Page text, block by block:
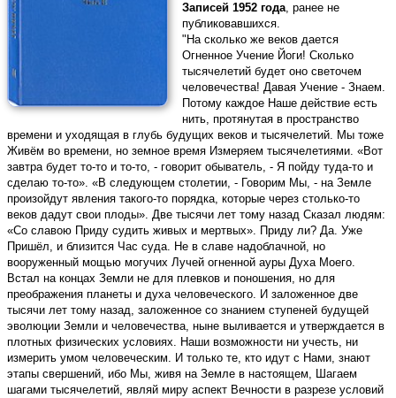
Записей 1952 года, ранее не
публиковавшихся.
"На сколько же веков дается
Огненное Учение Йоги! Сколько
тысячелетий будет оно светочем
человечества! Давая Учение - Знаем.
Потому каждое Наше действие есть
нить, протянутая в пространство
времени и уходящая в глубь будущих веков и тысячелетий. Мы тоже
Живём во времени, но земное время Измеряем тысячелетиями. «Вот
завтра будет то-то и то-то, - говорит обыватель, - Я пойду туда-то и
сделаю то-то». «В следующем столетии, - Говорим Мы, - на Земле
произойдут явления такого-то порядка, которые через столько-то
веков дадут свои плоды». Две тысячи лет тому назад Сказал людям:
«Со славою Приду судить живых и мертвых». Приду ли? Да. Уже
Пришёл, и близится Час суда. Не в славе надоблачной, но
вооруженный мощью могучих Лучей огненной ауры Духа Моего.
Встал на концах Земли не для плевков и поношения, но для
преображения планеты и духа человеческого. И заложенное две
тысячи лет тому назад, заложенное со знанием ступеней будущей
эволюции Земли и человечества, ныне выливается и утверждается в
плотных физических условиях. Наши возможности ни учесть, ни
измерить умом человеческим. И только те, кто идут с Нами, знают
этапы свершений, ибо Мы, живя на Земле в настоящем, Шагаем
шагами тысячелетий, являй миру аспект Вечности в разрезе условий